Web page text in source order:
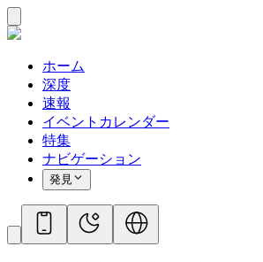
ホーム
深度
速報
イベントカレンダー
特集
ナビゲーション
発見